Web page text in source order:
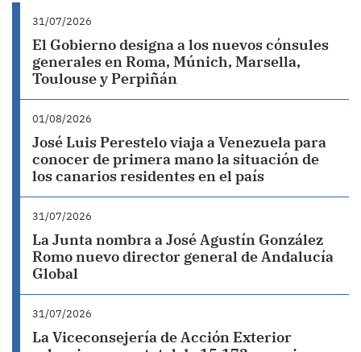
31/07/2026
El Gobierno designa a los nuevos cónsules
generales en Roma, Múnich, Marsella,
Toulouse y Perpiñán
01/08/2026
José Luis Perestelo viaja a Venezuela para
conocer de primera mano la situación de
los canarios residentes en el país
31/07/2026
La Junta nombra a José Agustín González
Romo nuevo director general de Andalucía
Global
31/07/2026
La Viceconsejería de Acción Exterior